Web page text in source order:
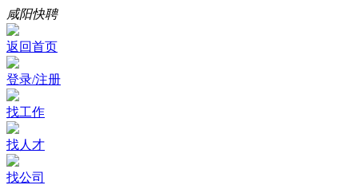
咸阳快聘
返回首页
登录/注册
找工作
找人才
找公司